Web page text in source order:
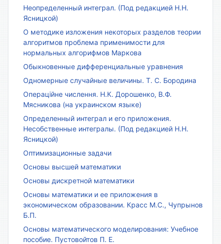
Неопределенный интеграл. (Под редакцией Н.Н.
Ясницкой)
О методике изложения некоторых разделов теории
алгоритмов проблема применимости для
нормальных алгорифмов Маркова
Обыкновенные дифференциальные уравнения
Одномерные случайные величины. Т. С. Бородина
Операційне числення. Н.К. Дорошенко, В.Ф.
Мясникова (на украинском языке)
Определенный интеграл и его приложения.
Несобственные интегралы. (Под редакцией Н.Н.
Ясницкой)
Оптимизационные задачи
Основы высшей математики
Основы дискретной математики
Основы математики и ее приложения в
экономическом образовании. Красс М.С., Чупрынов
Б.П.
Основы математического моделирования: Учебное
пособие. Пустовойтов П. Е.